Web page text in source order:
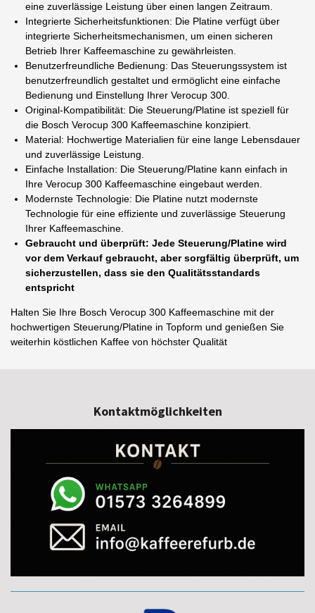
eine zuverlässige Leistung über einen langen Zeitraum.
Integrierte Sicherheitsfunktionen: Die Platine verfügt über
integrierte Sicherheitsmechanismen, um einen sicheren
Betrieb Ihrer Kaffeemaschine zu gewährleisten.
Benutzerfreundliche Bedienung: Das Steuerungssystem ist
benutzerfreundlich gestaltet und ermöglicht eine einfache
Bedienung und Einstellung Ihrer Verocup 300.
Original-Kompatibilität: Die Steuerung/Platine ist speziell für
die Bosch Verocup 300 Kaffeemaschine konzipiert.
Material: Hochwertige Materialien für eine lange Lebensdauer
und zuverlässige Leistung.
Einfache Installation: Die Steuerung/Platine kann einfach in
Ihre Verocup 300 Kaffeemaschine eingebaut werden.
Modernste Technologie: Die Platine nutzt modernste
Technologie für eine effiziente und zuverlässige Steuerung
Ihrer Kaffeemaschine.
Gebraucht und überprüft: Jede Steuerung/Platine wird
vor dem Verkauf gebraucht, aber sorgfältig überprüft, um
sicherzustellen, dass sie den Qualitätsstandards
entspricht
Halten Sie Ihre Bosch Verocup 300 Kaffeemaschine mit der
hochwertigen Steuerung/Platine in Topform und genießen Sie
weiterhin köstlichen Kaffee von höchster Qualität
Kontaktmöglichkeiten